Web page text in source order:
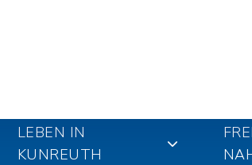
LEBEN IN
KUNREUTH